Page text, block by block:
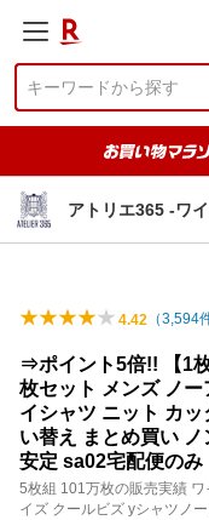
アトリエ365 -ワ
4.42 （3,594
⇒ポイント5倍!! 【1
枚セット メンズ ノ
イシャツ ニット カ
い替え まとめ買い
安定 sa02宅配便のみ
5枚組 101万枚の販売実績
イズ クールビズ yシャツノ